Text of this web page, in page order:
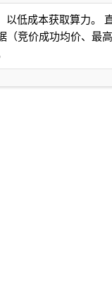
以低成本获取算力。
（竞价成功均价、最高